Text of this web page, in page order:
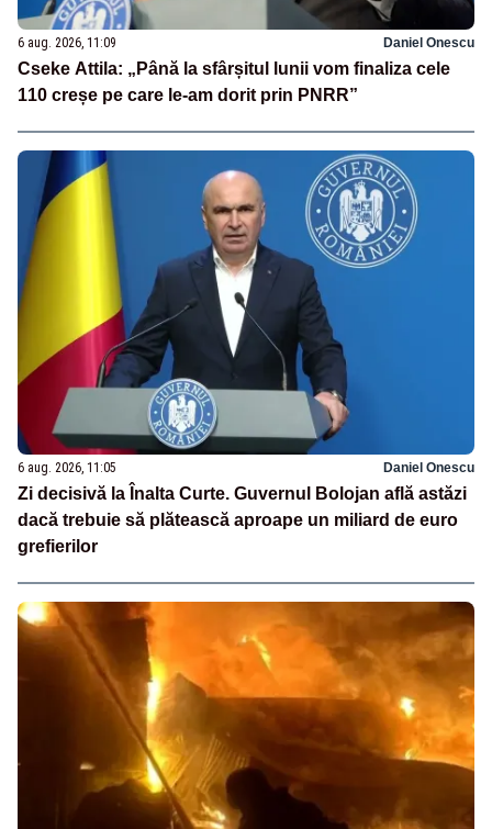
6 aug. 2026, 11:09 Daniel Onescu
Cseke Attila: „Până la sfârșitul lunii vom finaliza cele
110 creșe pe care le-am dorit prin PNRR”
6 aug. 2026, 11:05 Daniel Onescu
Zi decisivă la Înalta Curte. Guvernul Bolojan află astăzi
dacă trebuie să plătească aproape un miliard de euro
grefierilor